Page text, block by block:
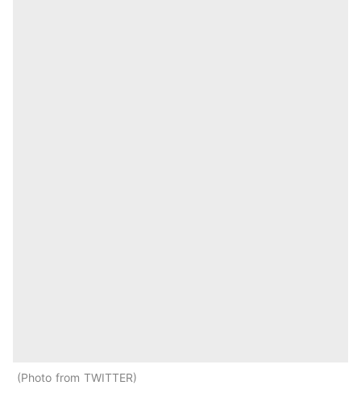
Photo from TWITTER